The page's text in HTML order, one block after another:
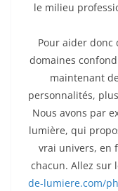
le milieu
Pour aider donc
domaines
maintenant
personnalités,
Nous avons par
lumière, qui
vrai univers, en
chacun. Allez sur
de-lumiere.com/